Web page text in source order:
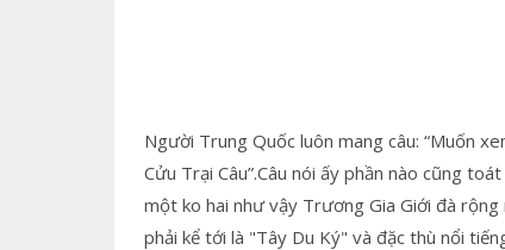
Người Trung Quốc luôn mang câu: “Muốn
Cửu Trại Câu”.Câu nói ấy phần nào cũng
một ko hai như vậy Trương Gia Giới đà
phải kể tới là "Tây Du Ký" và đặc thù nổi